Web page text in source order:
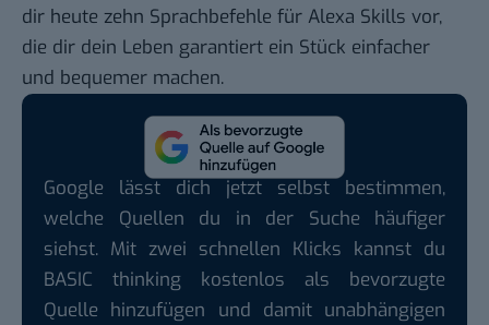
dir heute zehn Sprachbefehle für Alexa Skills vor,
die dir dein Leben garantiert ein Stück einfacher
und bequemer machen.
Google lässt dich jetzt selbst bestimmen,
welche Quellen du in der Suche häufiger
siehst. Mit zwei schnellen Klicks kannst du
BASIC thinking kostenlos als bevorzugte
Quelle hinzufügen und damit unabhängigen